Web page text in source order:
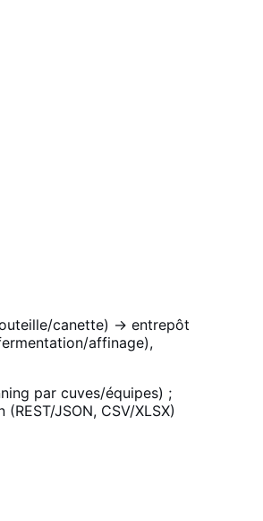
canette) → entrepôt
affinage),
par cuves/équipes) ;
JSON, CSV/XLSX)